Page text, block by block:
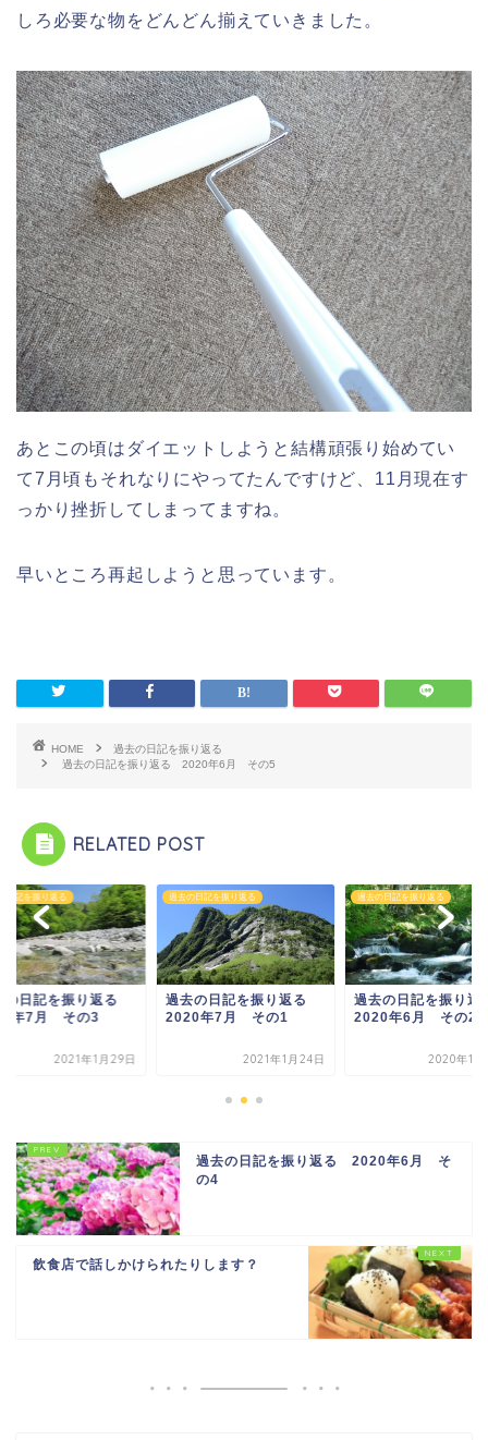
しろ必要な物をどんどん揃えていきました。
あとこの頃はダイエットしようと結構頑張り始めてい
て7月頃もそれなりにやってたんですけど、11月現在す
っかり挫折してしまってますね。
早いところ再起しようと思っています。
HOME
過去の日記を振り返る
過去の日記を振り返る 2020年6月 その5
RELATED POST
日記を振り返る
の日記を振り返る
年7月 その3
2021年1月29日
過去の日記を振り返る
過去の日記を振り返る
2020年7月 その1
2021年1月24日
過去の日記を振り返る
過去の日記を振り
2020年6月 その2
2020年11
過去の日記を振り返る 2020年6月 そ
の4
飲食店で話しかけられたりします？